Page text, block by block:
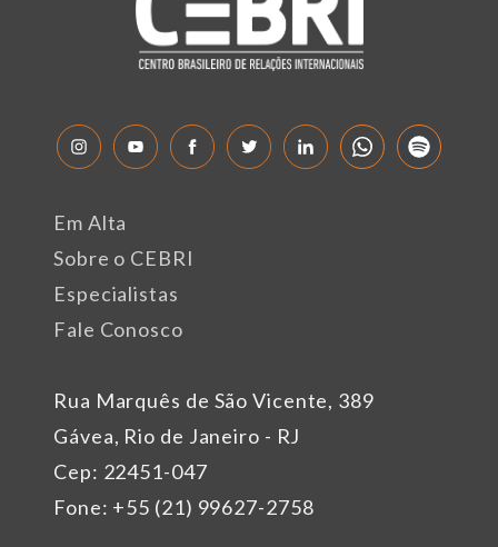
Rua Marquês de São Vicente, 389
Gávea, Rio de Janeiro - RJ
Cep: 22451-047
Fone: +55 (21) 99627-2758
Em Alta
Sobre o CEBRI
Especialistas
Fale Conosco